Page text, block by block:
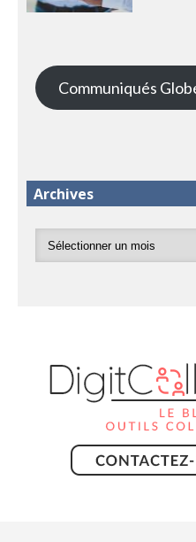
Communiqués
Archives